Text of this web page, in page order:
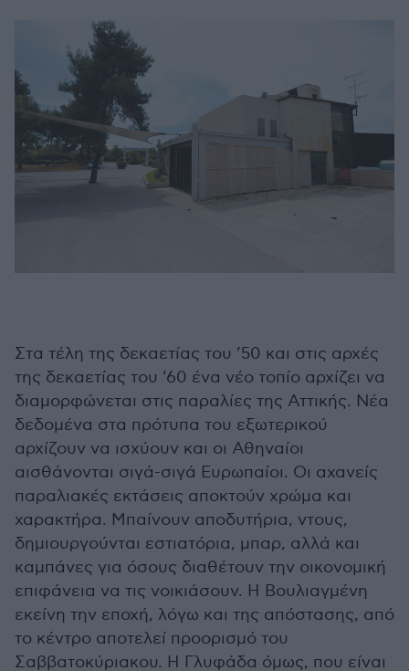
Στα τέλη της δεκαετίας του ’50 και στις αρχές
της δεκαετίας του ’60 ένα νέο τοπίο αρχίζει να
διαμορφώνεται στις παραλίες της Αττικής. Νέα
δεδομένα στα πρότυπα του εξωτερικού
αρχίζουν να ισχύουν και οι Αθηναίοι
αισθάνονται σιγά-σιγά Ευρωπαίοι. Οι αχανείς
παραλιακές εκτάσεις αποκτούν χρώμα και
χαρακτήρα. Μπαίνουν αποδυτήρια, ντους,
δημιουργούνται εστιατόρια, μπαρ, αλλά και
καμπάνες για όσους διαθέτουν την οικονομική
επιφάνεια να τις νοικιάσουν. Η Βουλιαγμένη
εκείνη την εποχή, λόγω και της απόστασης, από
το κέντρο αποτελεί προορισμό του
Σαββατοκύριακου. Η Γλυφάδα όμως, που είναι